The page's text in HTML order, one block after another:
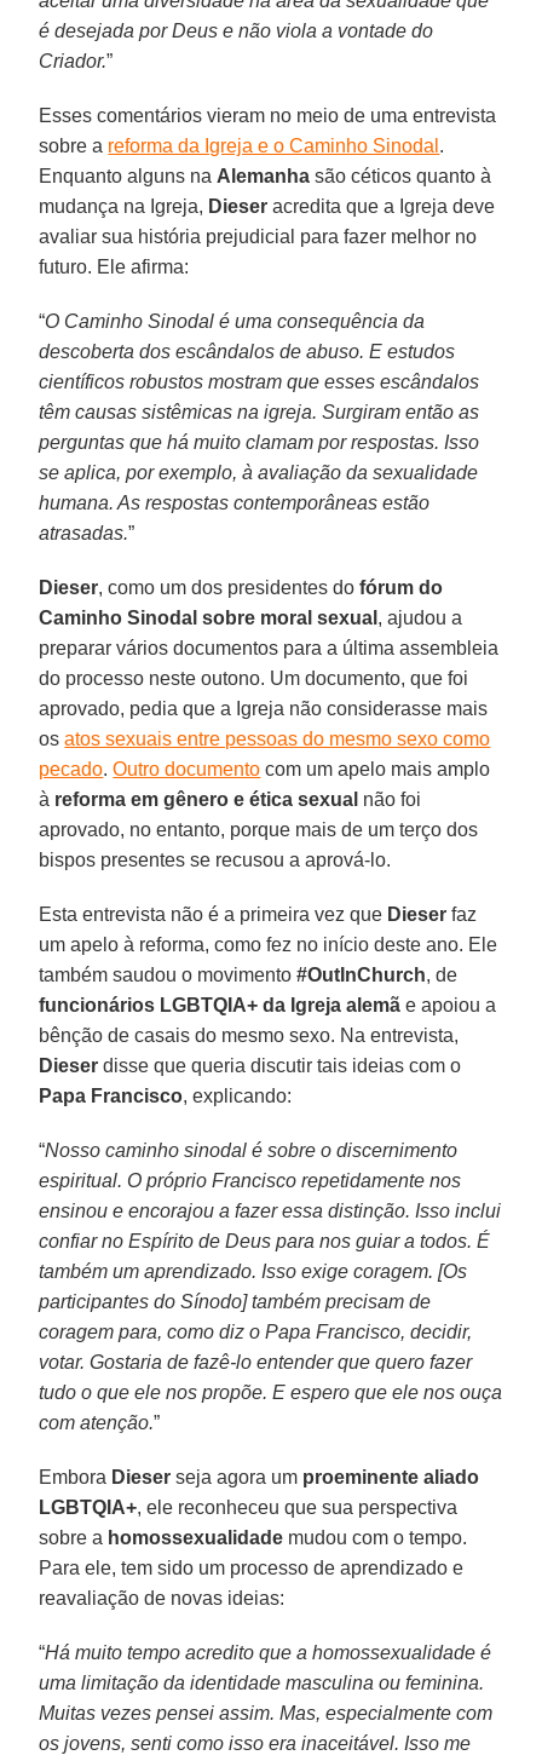
é desejada por Deus e não viola a vontade do
Criador.”
Esses comentários vieram no meio de uma entrevista
sobre a reforma da Igreja e o Caminho Sinodal .
Enquanto alguns na Alemanha são céticos quanto à
mudança na Igreja, Dieser acredita que a Igreja deve
avaliar sua história prejudicial para fazer melhor no
futuro. Ele afirma:
“O Caminho Sinodal é uma consequência da
descoberta dos escândalos de abuso. E estudos
científicos robustos mostram que esses escândalos
têm causas sistêmicas na igreja. Surgiram então as
perguntas que há muito clamam por respostas. Isso
se aplica, por exemplo, à avaliação da sexualidade
humana. As respostas contemporâneas estão
atrasadas.”
Dieser, como um dos presidentes dofórum do
Caminho Sinodal sobre moral sexual , ajudou a
preparar vários documentos para a última assembleia
do processo neste outono. Um documento, que foi
aprovado, pedia que a Igreja não considerasse mais
osatos sexuais entre pessoas do mesmo sexo como
pecado.Outro documento com um apelo mais amplo
à reforma em gênero e ética sexual não foi
aprovado, no entanto, porque mais de um terço dos
bispos presentes se recusou a aprová-lo.
Esta entrevista não é a primeira vez que Dieser faz
um apelo à reforma, como fez no início deste ano. Ele
também saudou o movimento#OutInChurch, de
funcionários LGBTQIA+ da Igreja alemã e apoiou a
bênção de casais do mesmo sexo. Na entrevista,
Dieser disse que queria discutir tais ideias com o
Papa Francisco, explicando:
“Nosso caminho sinodal é sobre o discernimento
espiritual. O próprio Francisco repetidamente nos
ensinou e encorajou a fazer essa distinção. Isso inclui
confiar no Espírito de Deus para nos guiar a todos. É
também um aprendizado. Isso exige coragem. [Os
participantes do Sínodo] também precisam de
coragem para, como diz o Papa Francisco, decidir,
votar. Gostaria de fazê-lo entender que quero fazer
tudo o que ele nos propõe. E espero que ele nos ouça
com atenção.”
Embora Dieser seja agora um proeminente aliado
LGBTQIA+, ele reconheceu que sua perspectiva
sobre a homossexualidade mudou com o tempo.
Para ele, tem sido um processo de aprendizado e
reavaliação de novas ideias:
“Há muito tempo acredito que a homossexualidade é
uma limitação da identidade masculina ou feminina.
Muitas vezes pensei assim. Mas, especialmente com
os jovens, senti como isso era inaceitável. Isso me